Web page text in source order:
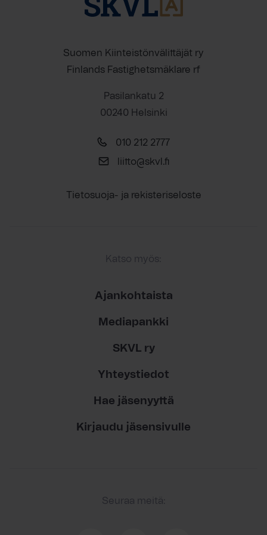
Suomen Kiinteistönvälittäjät ry
Finlands Fastighetsmäklare rf
Pasilankatu 2
00240 Helsinki
010 212 2777
liitto@skvl.fi
Tietosuoja- ja rekisteriseloste
Katso myös:
Ajankohtaista
Mediapankki
SKVL ry
Yhteystiedot
Hae jäsenyyttä
Kirjaudu jäsensivulle
Seuraa meitä: